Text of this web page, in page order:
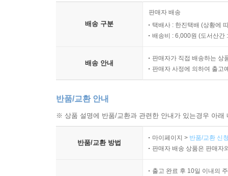
배송 구분
판매자 배송
택배사 : 한진택배 (상황에
배송비 : 6,000원 (도서산간
배송 안내
판매자가 직접 배송하는 상
판매자 사정에 의하여 출고
반품/교환 안내
※ 상품 설명에 반품/교환과 관련한 안내가 있는경우 아
반품/교환 방법
마이페이지 > 반품/교환 신
판매자 배송 상품은 판매자
출고 완료 후 10일 이내의